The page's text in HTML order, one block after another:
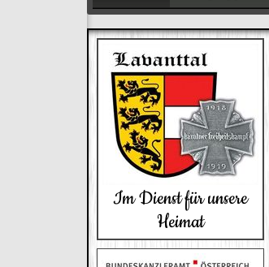
Im Dienst für unsere
Heimat